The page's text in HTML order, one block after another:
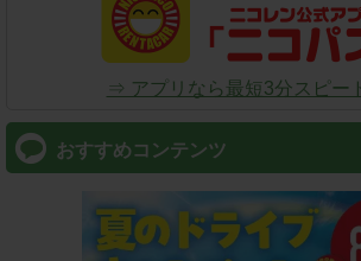
⇒ アプリなら最短3分スピー
おすすめコンテンツ